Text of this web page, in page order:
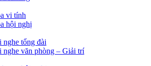
vi tính
hội nghị
nghe tổng đài
nghe văn phòng – Giải trí